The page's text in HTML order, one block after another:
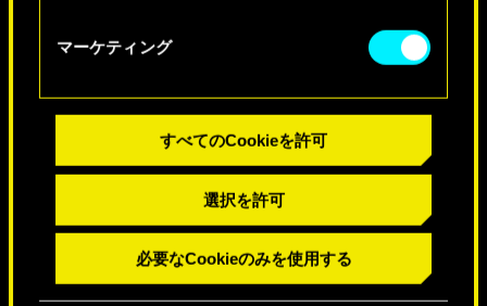
マーケティング
すべてのCookieを許可
選択を許可
必要なCookieのみを使用する